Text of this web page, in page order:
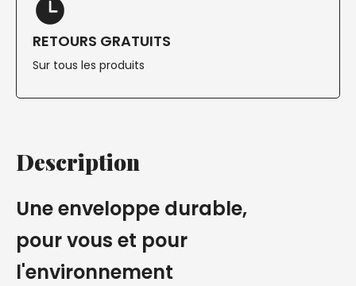
RETOURS GRATUITS
Sur tous les produits
Description
Une enveloppe durable,
pour vous et pour
l'environnement